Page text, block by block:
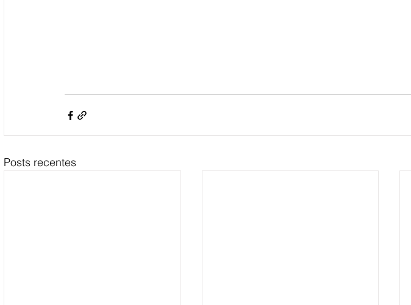
Posts recentes